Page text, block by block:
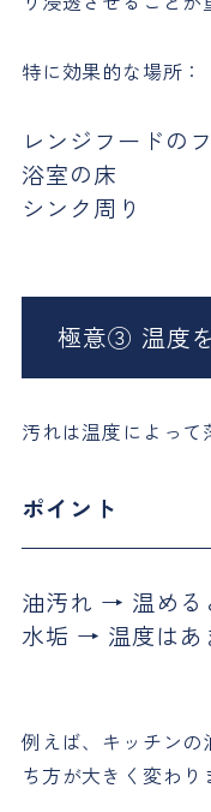
特に効果的な場所：
レンジフードの
浴室の床
シンク周り
極意③ 温度
汚れは温度によって
ポイント
油汚れ → 温める
水垢 → 温度はあ
例えば、キッチン
ち方が大きく変わり